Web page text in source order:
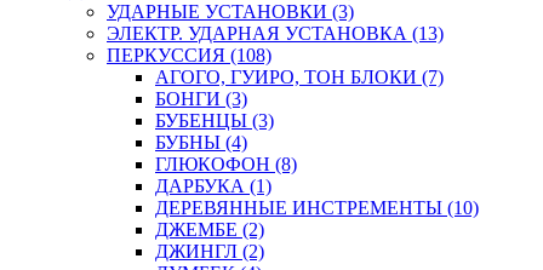
УДАРНЫЕ УСТАНОВКИ (3)
ЭЛЕКТР. УДАРНАЯ УСТАНОВКА (13)
ПЕРКУССИЯ (108)
АГОГО, ГУИРО, ТОН БЛОКИ (7)
БОНГИ (3)
БУБЕНЦЫ (3)
БУБНЫ (4)
ГЛЮКОФОН (8)
ДАРБУКА (1)
ДЕРЕВЯННЫЕ ИНСТРЕМЕНТЫ (10)
ДЖЕМБЕ (2)
ДЖИНГЛ (2)